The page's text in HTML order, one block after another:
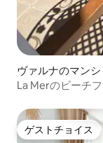
ヴァルナのマン
La Merのビーチ
ゲストチョイス
ゲストチョイス